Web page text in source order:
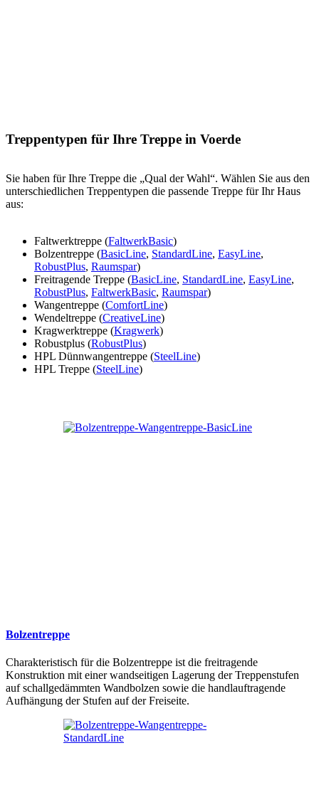
Treppentypen für Ihre Treppe in Voerde
Sie haben für Ihre Treppe die „Qual der Wahl“. Wählen Sie aus den
unterschiedlichen Treppentypen die passende Treppe für Ihr Haus
aus:
Faltwerktreppe (FaltwerkBasic)
Bolzentreppe (BasicLine, StandardLine, EasyLine,
RobustPlus, Raumspar)
Freitragende Treppe (BasicLine, StandardLine, EasyLine,
RobustPlus, FaltwerkBasic, Raumspar)
Wangentreppe (ComfortLine)
Wendeltreppe (CreativeLine)
Kragwerktreppe (Kragwerk)
Robustplus (RobustPlus)
HPL Dünnwangentreppe (SteelLine)
HPL Treppe (SteelLine)
Bolzentreppe
Charakteristisch für die Bolzentreppe ist die freitragende
Konstruktion mit einer wandseitigen Lagerung der Treppenstufen
auf schallgedämmten Wandbolzen sowie die handlauftragende
Aufhängung der Stufen auf der Freiseite.